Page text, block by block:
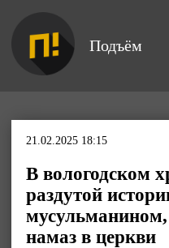
Подъём
21.02.2025 18:15
В вологодском
раздутой
намаз в церкви